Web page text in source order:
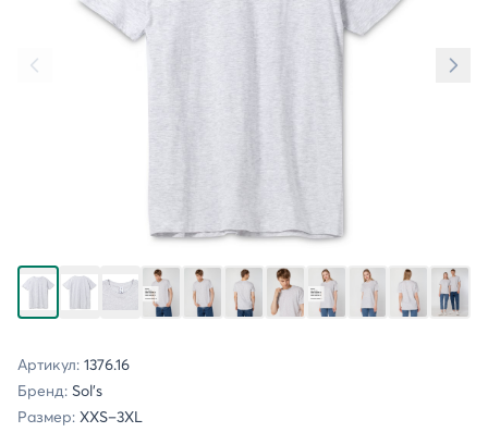
Артикул: 1376.16
Бренд: Sol's
Размер: XXS–3XL